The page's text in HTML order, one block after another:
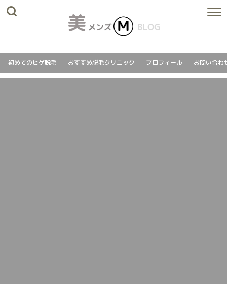
初めてのヒゲ脱毛 おすすめ脱毛クリニック プロフィール お問い合わ